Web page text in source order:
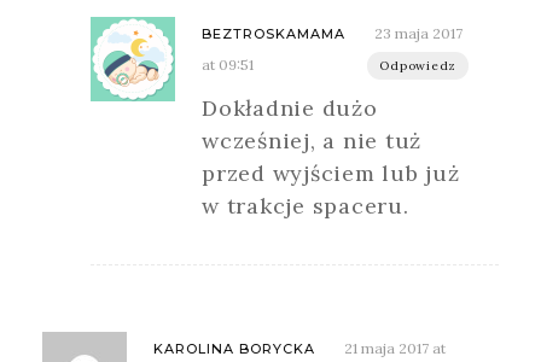
BEZTROSKAMAMA
23 maja 2017
at 09:51
Odpowiedz
Dokładnie dużo
wcześniej, a nie tuż
przed wyjściem lub już
w trakcje spaceru.
KAROLINA BORYCKA
21 maja 2017 at